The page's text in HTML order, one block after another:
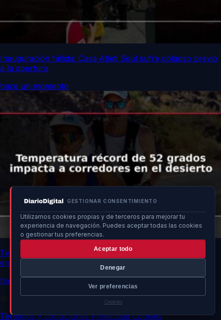
GESTIONAR CONSENTIMIENTO
Utilizamos cookies propias y de terceros para mejorar tu
experiencia de navegación. Puedes aceptar todas las cookies
o gestionar tus preferencias.
Aceptar todo
Denegar
Ver preferencias
Cookies
Inauguración fallida: Casa Atleti Seúl sufre colapso previo
a la apertura
hace un momento
Temperatura récord de 52 grados impacta a corredores
en el desierto
hace un momento
© 2026 DiarioDigital.es. Todos los derechos reservados.
Términos y condicionesPrivacidadCookies